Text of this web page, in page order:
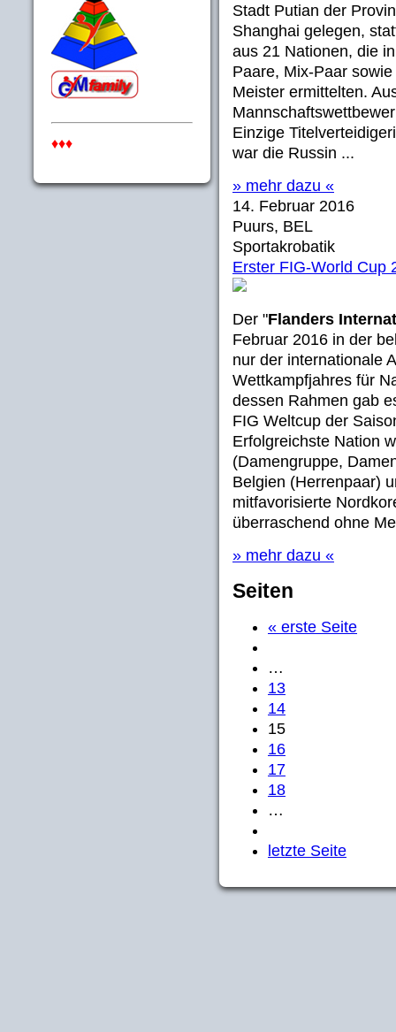
♦♦♦
Stadt Putian der
Shanghai gelegen,
aus 21 Nationen, die
Paare, Mix-Paar
Meister ermittelten.
Einzige
war die Russin ...
» mehr dazu «
14. Februar 2016
Puurs, BEL
Sportakrobatik
Erster FIG-World Cup
Der "Flanders
Februar 2016 in der
nur der internationale
Wettkampfjahres für
dessen Rahmen gab
FIG Weltcup der
Erfolgreichste Nation
(Damengruppe,
Belgien (Herrenpaar)
mitfavorisierte
überraschend ohne
» mehr dazu «
Seiten
« erste Seite
…
13
14
15
16
17
18
…
letzte Seite